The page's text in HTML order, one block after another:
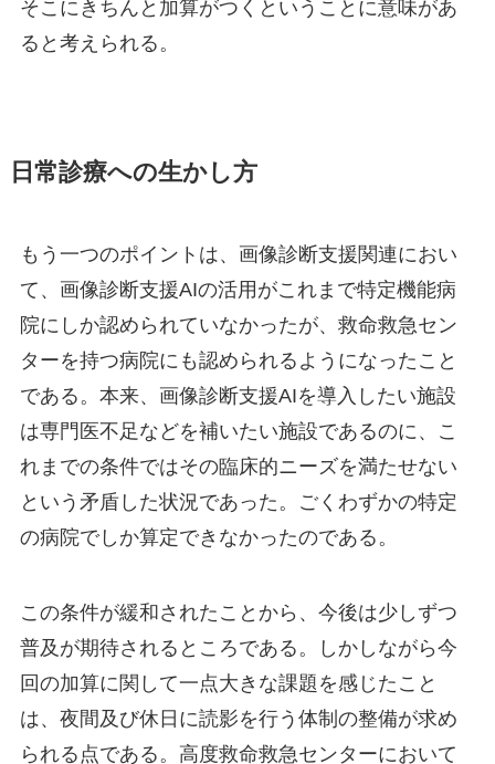
そこにきちんと加算がつくということに意味があ
ると考えられる。
日常診療への生かし方
もう一つのポイントは、画像診断支援関連におい
て、画像診断支援AIの活用がこれまで特定機能病
院にしか認められていなかったが、救命救急セン
ターを持つ病院にも認められるようになったこと
である。本来、画像診断支援AIを導入したい施設
は専門医不足などを補いたい施設であるのに、こ
れまでの条件ではその臨床的ニーズを満たせない
という矛盾した状況であった。ごくわずかの特定
の病院でしか算定できなかったのである。
この条件が緩和されたことから、今後は少しずつ
普及が期待されるところである。しかしながら今
回の加算に関して一点大きな課題を感じたこと
は、夜間及び休日に読影を行う体制の整備が求め
られる点である。高度救命救急センターにおいて